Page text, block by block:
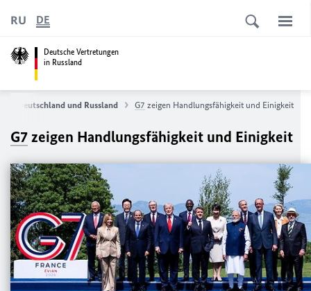
Deutsche Vertretungen
in Russland
RU DE
Deutschland und Russland G7 zeigen Handlungsfähigkeit und Einigkeit
G7zeigen Handlungsfähigkeit und Einigkeit